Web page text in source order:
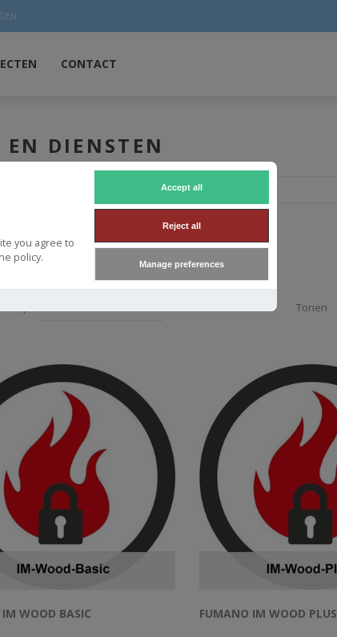
you agree to
policy.
Accept all
Reject all
Manage preferences
CONTACT
DIENSTEN
Tonen
WOOD BASIC FUMANO IM WOOD PLUS